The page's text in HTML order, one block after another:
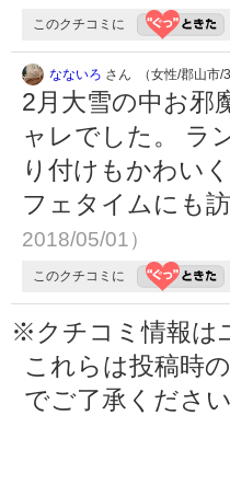
このクチコミに
なないろ さん （女性/郡山市/
2月大雪の中お邪
ャレでした。 ラ
り付けもかわい
フェタイムにも
2018/05/01）
このクチコミに
※クチコミ情報は
これらは投稿時
でご了承ください